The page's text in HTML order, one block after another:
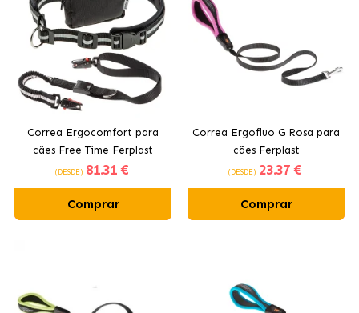
Correa Ergocomfort para
cães Free Time Ferplast
(DESDE) 81.31 €
Comprar
Correa Ergofluo G Rosa para
cães Ferplast
(DESDE) 23.37 €
Comprar